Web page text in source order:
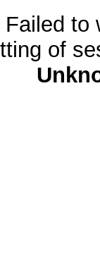
Failed
of